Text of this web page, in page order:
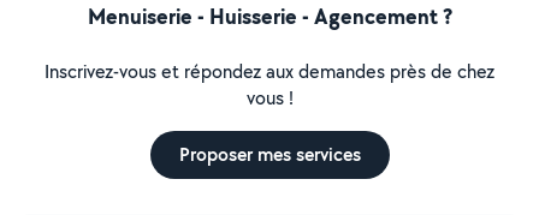
Menuiserie - Huisserie - Agencement ?
Inscrivez-vous et répondez aux demandes près de chez
vous !
Proposer mes services